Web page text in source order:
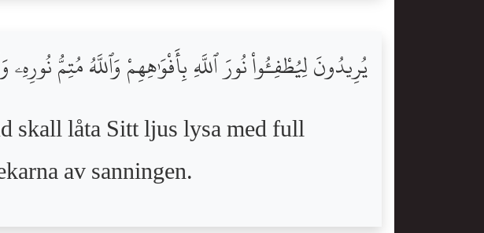
يُرِيدُونَ لِيُطْفِـُٔواْ نُورَ ٱللَّهِ بِأَفْوَٰهِهِمْ وَٱللَّهُ مُتِمُّ
skall låta Sitt ljus lysa med full
av sanningen.